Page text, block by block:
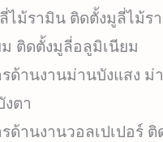
ไม้รามิน ติดตั้งมูลี่ไม้ร
ติดตั้งมูลี่อลูมิเนียม
ด้านงานม่านบังแสง ม่
ตา
ด้านงานวอลเปเปอร์ ติ